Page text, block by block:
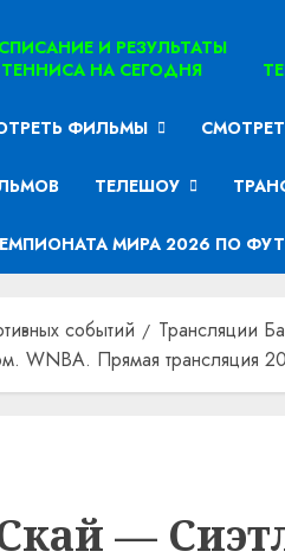
И РЕЗУЛЬТАТЫ
ТЕННИСА НА СЕГОДНЯ
ФИЛЬМЫ
ТЕЛЕШОУ
МИРА 2026 ПО
событий Трансляции
WNBA. Прямая трансляция
—